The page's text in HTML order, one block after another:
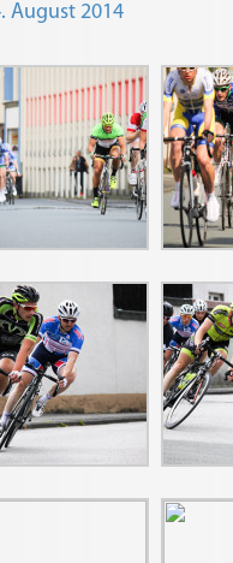
August 2014